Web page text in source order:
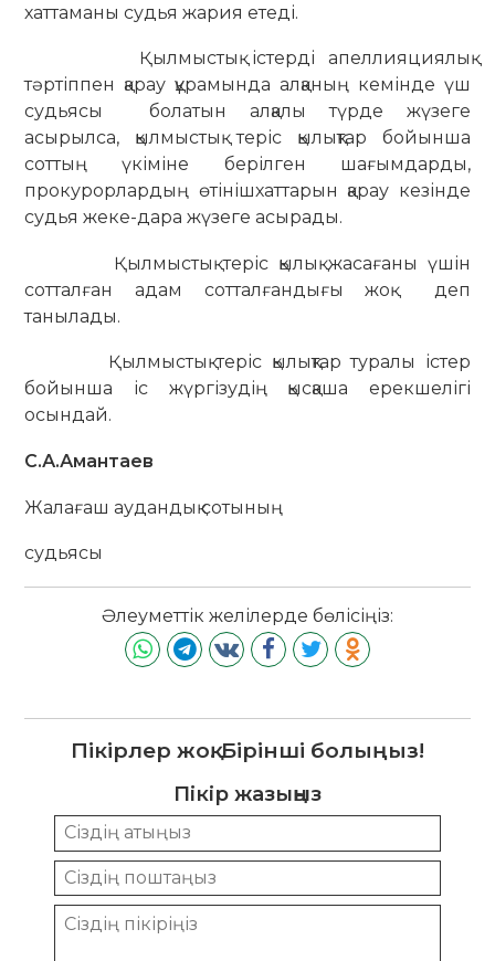
хаттаманы судья жария етеді.
Қылмыстық істерді апеллияциялық
тәртіппен қарау құрамында алқаның кемінде үш
судьясы болатын алқалы түрде жүзеге
асырылса, қылмыстық теріс қылықтар бойынша
соттың үкіміне берілген шағымдарды,
прокурорлардың өтінішхаттарын қарау кезінде
судья жеке-дара жүзеге асырады.
Қылмыстық теріс қылық жасағаны үшін
сотталған адам сотталғандығы жоқ деп
танылады.
Қылмыстық теріс қылықтар туралы істер
бойынша іс жүргізудің қысқаша ерекшелігі
осындай.
С.А.Амантаев
Жалағаш аудандық сотының
судьясы
Әлеуметтік желілерде бөлісіңіз:
Пікірлер жоқ. Бірінші болыңыз!
Пікір жазыңыз